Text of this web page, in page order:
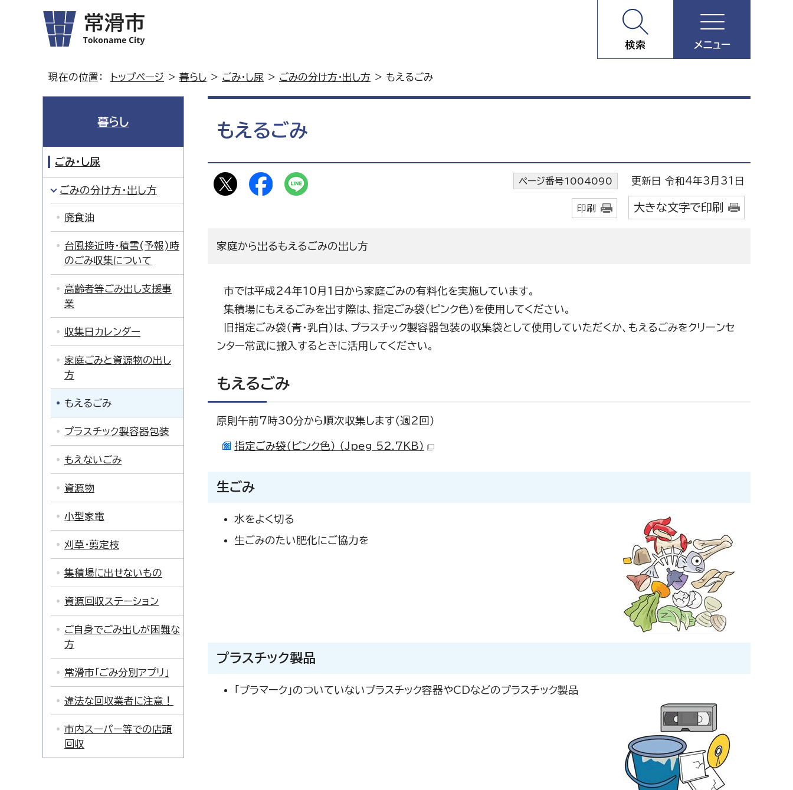
検索 メニュー
現在の位置： トップページ > 暮らし > ごみ・し尿 > ごみの分け方・出し方 > もえるごみ
もえるごみ
ページ番号1004090 更新日 令和4年3月31日
印刷 大きな文字で印刷
家庭から出るもえるごみの出し方
市では平成24年10月1日から家庭ごみの有料化を実施しています。
集積場にもえるごみを出す際は、指定ごみ袋（ピンク色）を使用してください。
旧指定ごみ袋（青・乳白）は、プラスチック製容器包装の収集袋として使用していただくか、もえるごみをクリーンセ
ンター常武に搬入するときに活用してください。
もえるごみ
原則午前7時30分から順次収集します（週2回）
指定ごみ袋（ピンク色） （Jpeg 52.7KB）
生ごみ
水をよく切る
生ごみのたい肥化にご協力を
プラスチック製品
「プラマーク」のついていないプラスチック容器やCDなどのプラスチック製品
暮らし
ごみ・し尿
ごみの分け方・出し方
廃食油
台風接近時・積雪(予報)時
のごみ収集について
高齢者等ごみ出し支援事
業
収集日カレンダー
家庭ごみと資源物の出し
方
もえるごみ
プラスチック製容器包装
もえないごみ
資源物
小型家電
刈草・剪定枝
集積場に出せないもの
資源回収ステーション
ご自身でごみ出しが困難な
方
常滑市「ごみ分別アプリ」
違法な回収業者に注意！
市内スーパー等での店頭
回収